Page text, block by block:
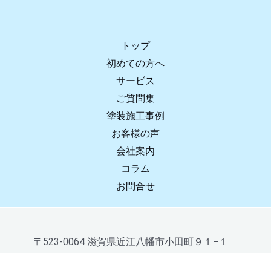
トップ
初めての方へ
サービス
ご質問集
塗装施工事例
お客様の声
会社案内
コラム
お問合せ
〒523-0064 滋賀県近江八幡市小田町９１−１